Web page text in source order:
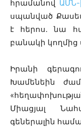
հրամանով
սպանված Քասեմ
է հերոս․ նա
բանակի կողմից
Իրանի
Խամենեին
Միացյալ
գեներալին